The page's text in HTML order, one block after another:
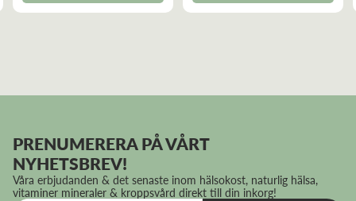
PRENUMERERA PÅ VÅRT
NYHETSBREV!
Våra erbjudanden & det senaste inom hälsokost, naturlig hälsa,
vitaminer mineraler & kroppsvård direkt till din inkorg!